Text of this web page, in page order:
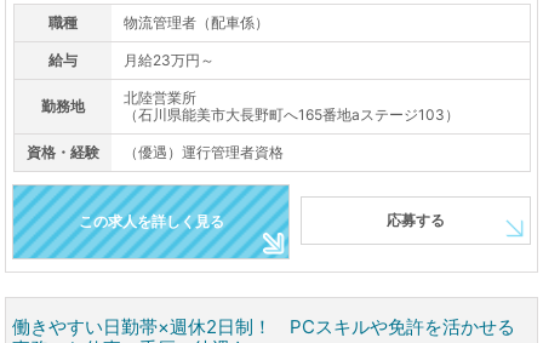
職種 物流管理者（配車係）
給与 月給23万円～
勤務地
北陸営業所
（石川県能美市大長野町へ165番地aステージ103）
資格・経験 （優遇）運行管理者資格
この求人を詳しく見る 応募する
働きやすい日勤帯×週休2日制！ PCスキルや免許を活かせる